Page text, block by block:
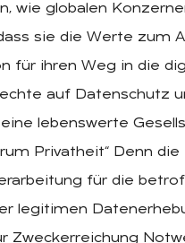
wie globalen
sie die Werte zum
für ihren Weg in die
auf Datenschutz
lebenswerte
Privatheit“ Denn
für die
legitimen
Zweckerreichung